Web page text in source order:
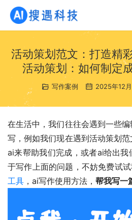
活动策划范文：打造精
活动策划：如何制定
写作案例 2025年12
在生活中，我们往往会遇到一些
写，例如我们现在遇到活动策划
ai来帮助我们完成，或者ai给出我
于写作上面的问题，不妨免费试
工具 ，ai写作使用方法， 帮我写一